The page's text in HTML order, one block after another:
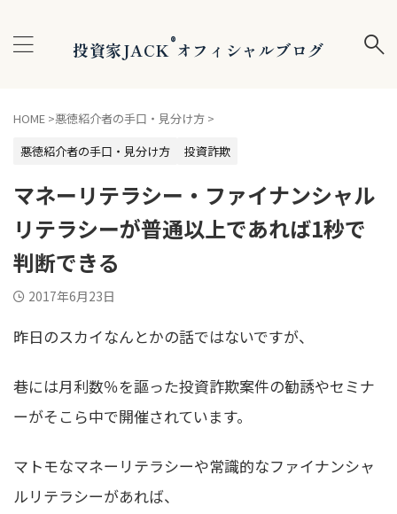
投資家JACK®オフィシャルブログ
HOME >悪徳紹介者の手口・見分け方 >
悪徳紹介者の手口・見分け方
投資詐欺
マネーリテラシー・ファイナンシャル
リテラシーが普通以上であれば1秒で
判断できる
2017年6月23日
昨日のスカイなんとかの話ではないですが、
巷には月利数％を謳った投資詐欺案件の勧誘やセミナ
ーがそこら中で開催されています。
マトモなマネーリテラシーや常識的なファイナンシャ
ルリテラシーがあれば、